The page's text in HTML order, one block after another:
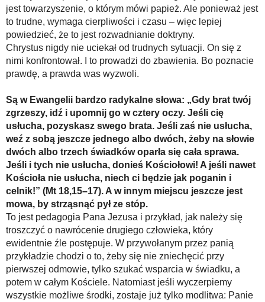
jest towarzyszenie, o którym mówi papież. Ale ponieważ jest
to trudne, wymaga cierpliwości i czasu – więc lepiej
powiedzieć, że to jest rozwadnianie doktryny.
Chrystus nigdy nie uciekał od trudnych sytuacji. On się z
nimi konfrontował. I to prowadzi do zbawienia. Bo poznacie
prawdę, a prawda was wyzwoli.
Są w Ewangelii bardzo radykalne słowa: „Gdy brat twój
zgrzeszy, idź i upomnij go w cztery oczy. Jeśli cię
usłucha, pozyskasz swego brata. Jeśli zaś nie usłucha,
weź z sobą jeszcze jednego albo dwóch, żeby na słowie
dwóch albo trzech świadków oparła się cała sprawa.
Jeśli i tych nie usłucha, donieś Kościołowi! A jeśli nawet
Kościoła nie usłucha, niech ci będzie jak poganin i
celnik!” (Mt 18,15–17). A w innym miejscu jeszcze jest
mowa, by strząsnąć pył ze stóp.
To jest pedagogia Pana Jezusa i przykład, jak należy się
troszczyć o nawrócenie drugiego człowieka, który
ewidentnie źle postępuje. W przywołanym przez panią
przykładzie chodzi o to, żeby się nie zniechęcić przy
pierwszej odmowie, tylko szukać wsparcia w świadku, a
potem w całym Kościele. Natomiast jeśli wyczerpiemy
wszystkie możliwe środki, zostaje już tylko modlitwa: Panie